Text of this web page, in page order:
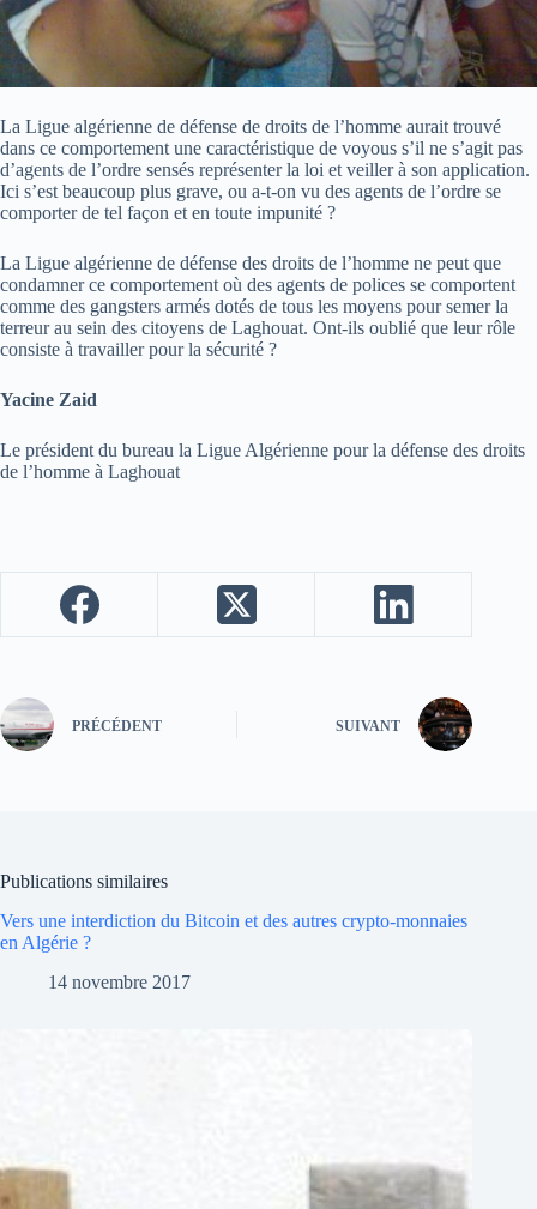
La Ligue algérienne de défense de droits de l’homme aurait trouvé
dans ce comportement une caractéristique de voyous s’il ne s’agit pas
d’agents de l’ordre sensés représenter la loi et veiller à son application.
Ici s’est beaucoup plus grave, ou a-t-on vu des agents de l’ordre se
comporter de tel façon et en toute impunité ?
La Ligue algérienne de défense des droits de l’homme ne peut que
condamner ce comportement où des agents de polices se comportent
comme des gangsters armés dotés de tous les moyens pour semer la
terreur au sein des citoyens de Laghouat. Ont-ils oublié que leur rôle
consiste à travailler pour la sécurité ?
Yacine Zaid
Le président du bureau la Ligue Algérienne pour la défense des droits
de l’homme à Laghouat
PRÉCÉDENT SUIVANT
Publications similaires
Vers une interdiction du Bitcoin et des autres crypto-monnaies
en Algérie ?
14 novembre 2017